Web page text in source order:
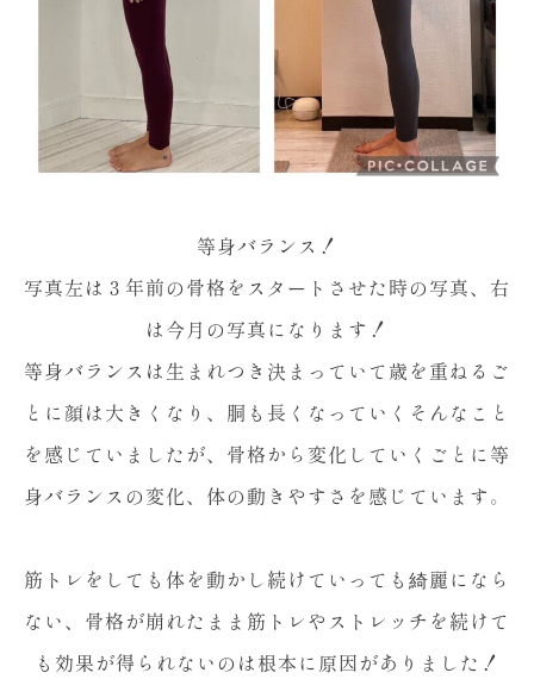
等身バランス！
写真左は３年前の骨格をスタートさせた時の写真、右
は今月の写真になります！
等身バランスは生まれつき決まっていて歳を重ねるご
とに顔は大きくなり、胴も長くなっていくそんなこと
を感じていましたが、骨格から変化していくごとに等
身バランスの変化、体の動きやすさを感じています。
筋トレをしても体を動かし続けていっても綺麗になら
ない、骨格が崩れたまま筋トレやストレッチを続けて
も効果が得られないのは根本に原因がありました！